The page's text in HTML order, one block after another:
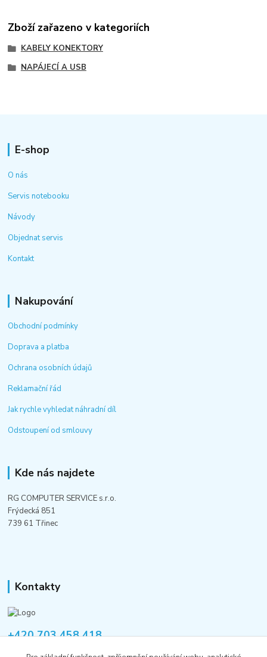
Zboží zařazeno v kategoriích
KABELY KONEKTORY
NAPÁJECÍ A USB
E-shop
O nás
Servis notebooku
Návody
Objednat servis
Kontakt
Nakupování
Obchodní podmínky
Doprava a platba
Ochrana osobních údajů
Reklamační řád
Jak rychle vyhledat náhradní díl
Odstoupení od smlouvy
Kde nás najdete
RG COMPUTER SERVICE s.r.o.
Frýdecká 851
739 61 Třinec
Kontakty
+420 703 458 418